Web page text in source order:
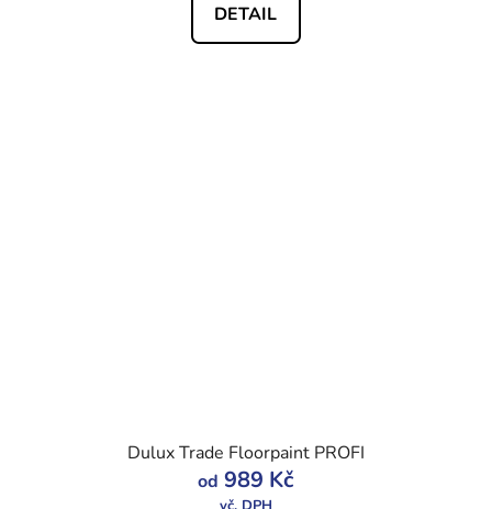
DETAIL
Dulux Trade Floorpaint PROFI
od 989 Kč